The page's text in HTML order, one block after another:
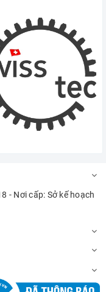
- Nơi cấp: Sở kế hoạch